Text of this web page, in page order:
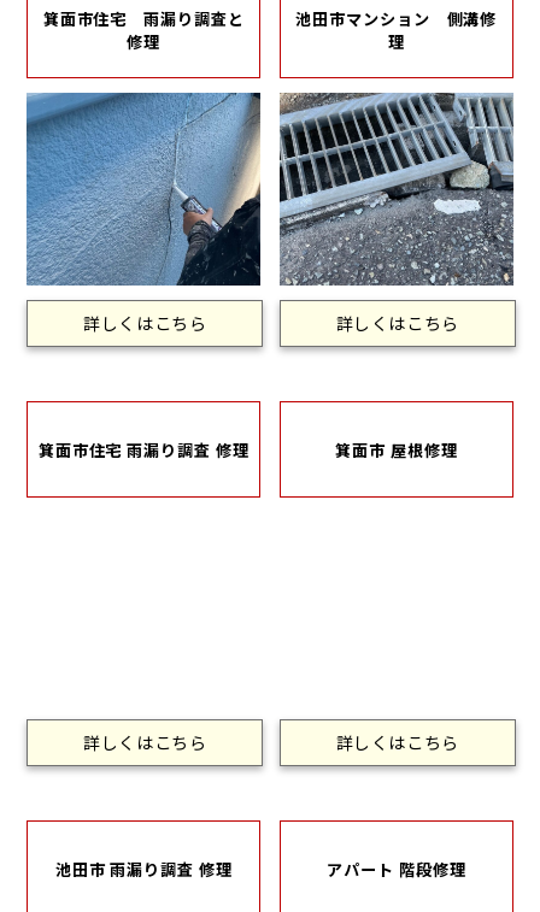
箕面市住宅 雨漏り調査と
修理
詳しくはこちら
池田市マンション 側溝修
理
詳しくはこちら
箕面市住宅 雨漏り調査 修理
詳しくはこちら
箕面市 屋根修理
詳しくはこちら
池田市 雨漏り調査 修理 アパート 階段修理